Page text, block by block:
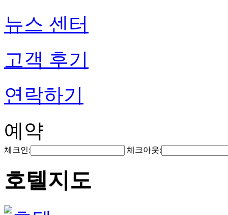
뉴스 센터
고객 후기
연락하기
예약
체크인: 체크아웃:
호텔지도